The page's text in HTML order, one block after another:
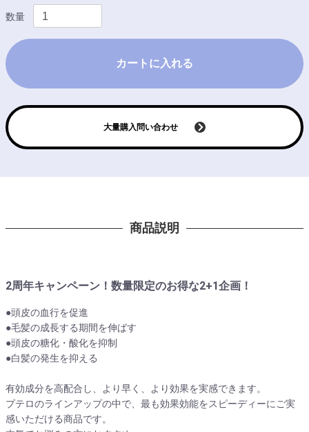
数量
カートに入れる
大量購入問い合わせ
商品説明
2周年キャンペーン！数量限定のお得な2+1企画！
●頭皮の血行を促進
●毛髪の成長する期間を伸ばす
●頭皮の糖化・酸化を抑制
●白髪の発生を抑える
有効成分を高配合し、より早く、より効果を実感できます。
プテロのラインアップの中で、最も効果効能をスピーディーにご実
感いただける商品です。